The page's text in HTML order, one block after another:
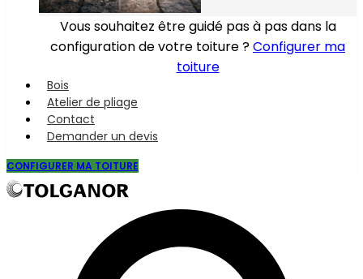
Vous souhaitez être guidé pas à pas dans la
configuration de votre toiture ?Configurer ma
toiture
Bois
Atelier de pliage
Contact
Demander un devis
CONFIGURER MA TOITURE